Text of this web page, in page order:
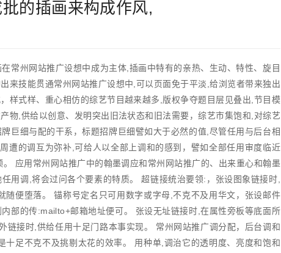
的插画来构成作风,
常州网站推广设想中成为主体,插画中特有的亲热、生动、特性、旋目
来技能贯通常州网站推广设想中,可以页面免于平淡,给浏览者带来独出
样式样、重心相仿的综艺节目越来越多,版权争夺题目层见叠出,节目模
物,供给以创意、发明突出旧法状态和旧法需要，综艺市集饱和,对综艺
巨细与配的干系，标题招牌巨细譬如大于必然的值,尽管任用与后台相
遭的调互为弥补,可给人以全部上调和的感到，譬如全部任用审度临近
应用常州网站推广中的翰墨调应和常州网站推广的、出来重心和翰墨
用调,将会过问各个要素的特质。 超链接统治要领:，张设图象链接时,
便堕落。 锚称号定名只可用数字或字母,不克不及用华文，张设邮件
部的传:mailto+邮箱地址便可。 张设无址链接时,在属性旁板等底面所
链接时,供给任用十足门路本事实现。 常州网站推广调分配，后台调和
足不克不及挑剔太花的效率。 用种单,调治它的透明度、亮度和饱和